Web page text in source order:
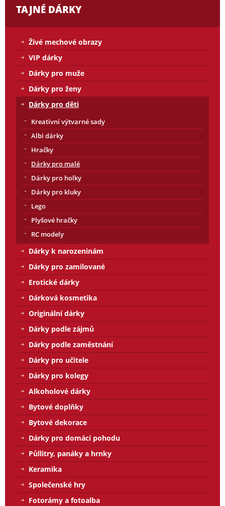
TAJNÉ DÁRKY
Živé mechové obrazy
VIP dárky
Dárky pro muže
Dárky pro ženy
Dárky pro děti
Kreativní výtvarné sady
Albi dárky
Hračky
Dárky pro malé
Dárky pro holky
Dárky pro kluky
Lego
Plyšové hračky
RC modely
Dárky k narozeninám
Dárky pro zamilované
Erotické dárky
Dárková kosmetika
Originální dárky
Dárky podle zájmů
Dárky podle zaměstnání
Dárky pro učitele
Dárky pro kolegy
Alkoholové dárky
Bytové doplňky
Bytové dekorace
Dárky pro domácí pohodu
Půllitry, panáky a hrnky
Keramika
Společenské hry
Fotorámy a fotoalba